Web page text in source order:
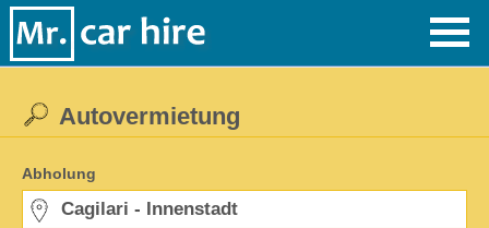
Autovermietung
Abholung